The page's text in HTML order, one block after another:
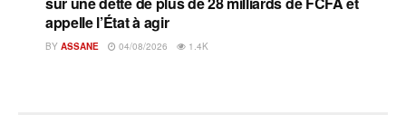
appelle l’État à agir
BY ASSANE 04/08/2026 1.4K